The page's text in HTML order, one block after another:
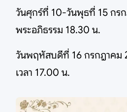
วันศุกร์ที่ 10-วันพุธที่ 15 กร
พระอภิธรรม 18.30 น.
วันพฤหัสบดีที่ 16 กรกฎาคม
เวลา 17.00 น.